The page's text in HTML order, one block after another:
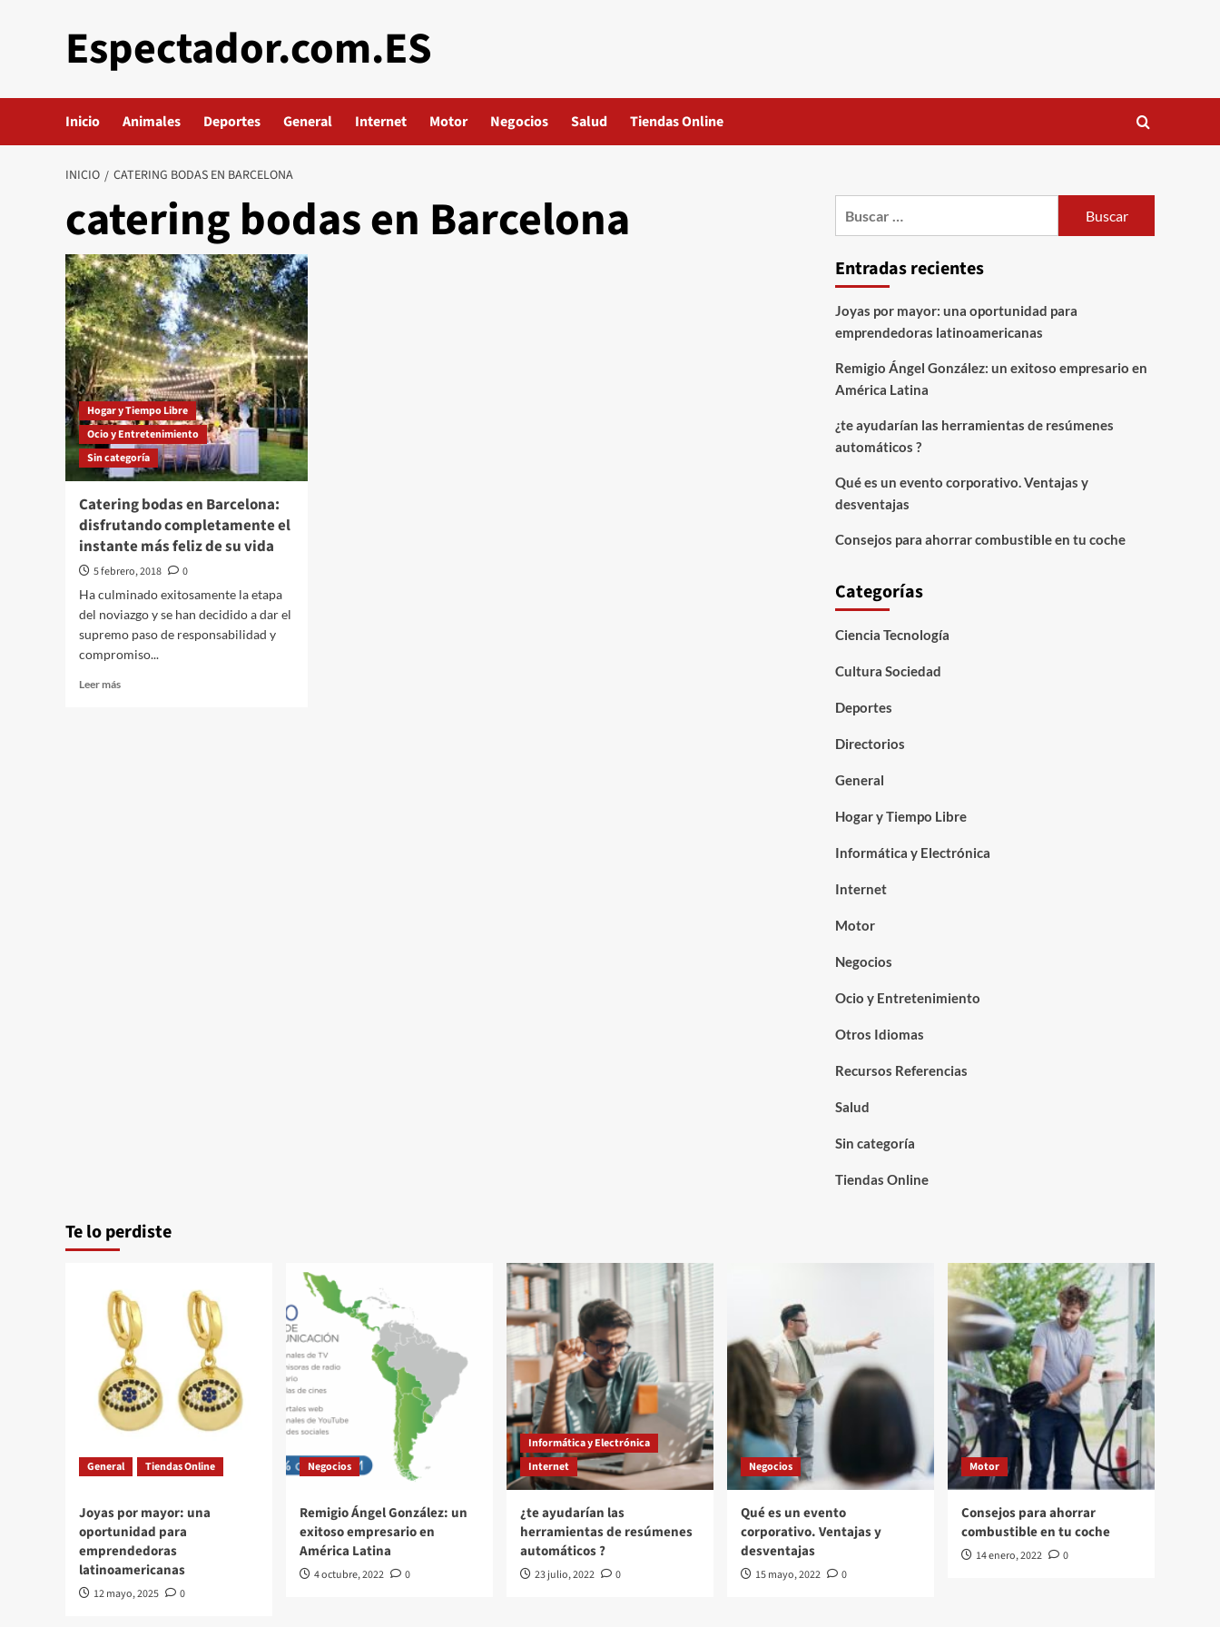
Espectador.com.ES
Inicio Animales Deportes General Internet Motor Negocios Salud Tiendas Online
INICIO CATERING BODAS EN BARCELONA
catering bodas en Barcelona
Hogar y Tiempo Libre
Ocio y Entretenimiento
Sin categoría
Catering bodas en Barcelona:
disfrutando completamente el
instante más feliz de su vida
5 febrero, 2018
0
Ha culminado exitosamente la etapa
del noviazgo y se han decidido a dar el
supremo paso de responsabilidad y
compromiso...
Leer másLeer
Entradas recientes
Joyas por mayor: una oportunidad para
emprendedoras latinoamericanas
Remigio Ángel González: un exitoso empresario en
América Latina
¿te ayudarían las herramientas de resúmenes
automáticos ?
Qué es un evento corporativo. Ventajas y
desventajas
Consejos para ahorrar combustible en tu coche
Categorías
Ciencia Tecnología
Cultura Sociedad
Deportes
Directorios
General
Hogar y Tiempo Libre
Informática y Electrónica
Internet
Motor
Negocios
Ocio y Entretenimiento
Otros Idiomas
Recursos Referencias
Salud
Sin categoría
Tiendas Online
Te lo perdiste
General Tiendas Online
Joyas por mayor: una
oportunidad para
emprendedoras
latinoamericanas
12 mayo, 2025 0
Negocios
Remigio Ángel González: un
exitoso empresario en
América Latina
4 octubre, 2022 0
Informática y Electrónica
Internet
¿te ayudarían las
herramientas de resúmenes
automáticos ?
23 julio, 2022 0
Negocios
Qué es un evento
corporativo. Ventajas y
desventajas
15 mayo, 2022 0
Motor
Consejos para ahorrar
combustible en tu coche
14 enero, 2022 0